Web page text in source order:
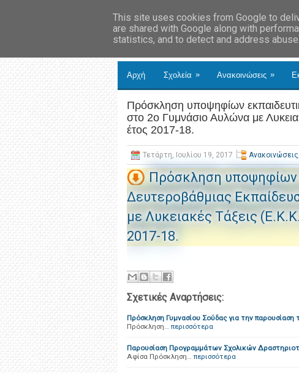
Αρχή Σχολεία » Ανακοινώσεις »
Πρόσκληση υποψηφίων
στο 2ο Γυμνάσιο Αυλώνα με
έτος 2017-18.
Τετάρτη, Ιουλίου 19, 2017 Ανακοινώσεις
Πρόσκληση υποψηφίων
Δευτεροβάθμιας
με Λυκειακές Τάξεις
2017-18.
Σχετικές Αναρτήσεις:
Πρόσκληση Γυμνασίου Σούδας για την
Πρόσκληση… περισσότερα
Παρουσίαση Προγραμμάτων Σχολικών
Αφίσα Πρόσκληση… περισσότερα
This site uses cookies from Google to
are shared with Google along with
statistics, and to detect and address abuse.